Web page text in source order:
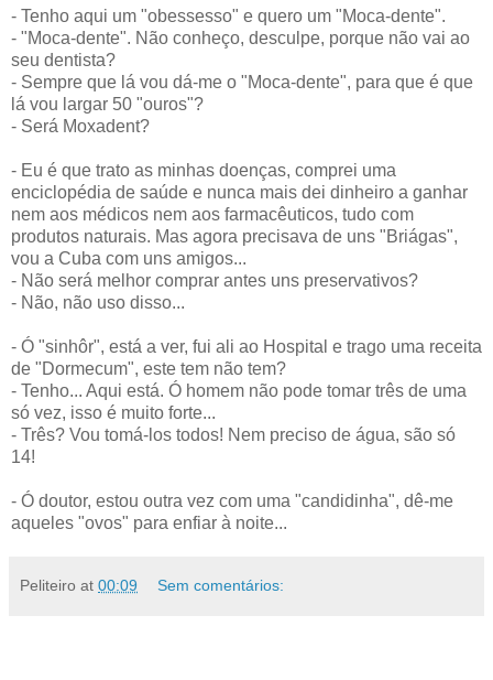
- Tenho aqui um "obessesso" e quero um "Moca-dente".
- "Moca-dente". Não conheço, desculpe, porque não vai ao
seu dentista?
- Sempre que lá vou dá-me o "Moca-dente", para que é que
lá vou largar 50 "ouros"?
- Será Moxadent?
- Eu é que trato as minhas doenças, comprei uma
enciclopédia de saúde e nunca mais dei dinheiro a ganhar
nem aos médicos nem aos farmacêuticos, tudo com
produtos naturais. Mas agora precisava de uns "Briágas",
vou a Cuba com uns amigos...
- Não será melhor comprar antes uns preservativos?
- Não, não uso disso...
- Ó "sinhôr", está a ver, fui ali ao Hospital e trago uma receita
de "Dormecum", este tem não tem?
- Tenho... Aqui está. Ó homem não pode tomar três de uma
só vez, isso é muito forte...
- Três? Vou tomá-los todos! Nem preciso de água, são só
14!
- Ó doutor, estou outra vez com uma "candidinha", dê-me
aqueles "ovos" para enfiar à noite...
Peliteiro at 00:09 Sem comentários: